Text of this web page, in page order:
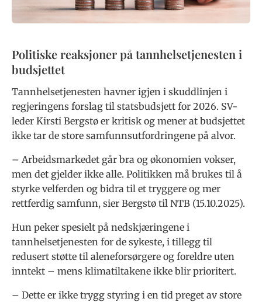
Politiske reaksjoner på tannhelsetjenesten i
budsjettet
Tannhelsetjenesten havner igjen i skuddlinjen i
regjeringens forslag til statsbudsjett for 2026. SV-
leder Kirsti Bergstø er kritisk og mener at budsjettet
ikke tar de store samfunnsutfordringene på alvor.
– Arbeidsmarkedet går bra og økonomien vokser,
men det gjelder ikke alle. Politikken må brukes til å
styrke velferden og bidra til et tryggere og mer
rettferdig samfunn, sier Bergstø til NTB (15.10.2025).
Hun peker spesielt på nedskjæringene i
tannhelsetjenesten for de sykeste, i tillegg til
redusert støtte til aleneforsørgere og foreldre uten
inntekt – mens klimatiltakene ikke blir prioritert.
– Dette er ikke trygg styring i en tid preget av store